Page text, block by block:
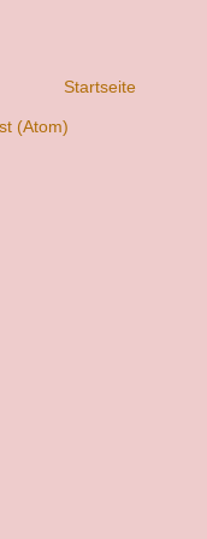
Startseite
(Atom)